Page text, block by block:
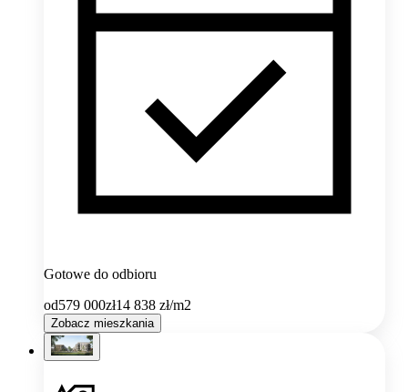
Gotowe do odbioru
od579 000zł14 838 zł/m2
Zobacz mieszkania